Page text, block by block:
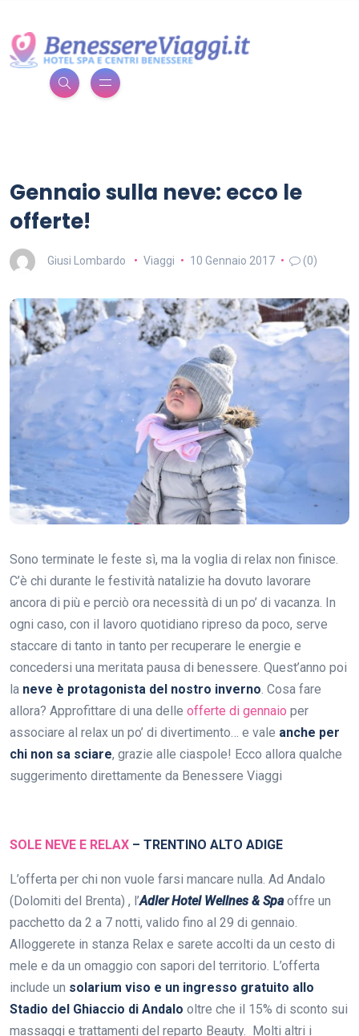
Gennaio sulla neve: ecco le
offerte!
Giusi Lombardo Viaggi 10 Gennaio 2017 (0)
Sono terminate le feste sì, ma la voglia di relax non finisce.
C’è chi durante le festività natalizie ha dovuto lavorare
ancora di più e perciò ora necessità di un po’ di vacanza. In
ogni caso, con il lavoro quotidiano ripreso da poco, serve
staccare di tanto in tanto per recuperare le energie e
concedersi una meritata pausa di benessere. Quest’anno poi
la neve è protagonista del nostro inverno. Cosa fare
allora? Approfittare di una delle offerte di gennaio per
associare al relax un po’ di divertimento… e vale anche per
chi non sa sciare, grazie alle ciaspole! Ecco allora qualche
suggerimento direttamente da Benessere Viaggi
SOLE NEVE E RELAX – TRENTINO ALTO ADIGE
L’offerta per chi non vuole farsi mancare nulla. Ad Andalo
(Dolomiti del Brenta) , l’Adler Hotel Wellnes & Spaoffre un
pacchetto da 2 a 7 notti, valido fino al 29 di gennaio.
Alloggerete in stanza Relax e sarete accolti da un cesto di
mele e da un omaggio con sapori del territorio. L’offerta
include un solarium viso e un ingresso gratuito allo
Stadio del Ghiaccio di Andalo oltre che il 15% di sconto sui
massaggi e trattamenti del reparto Beauty. Molti altri i